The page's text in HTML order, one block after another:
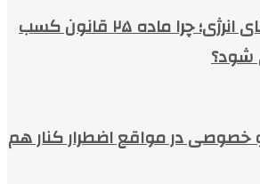
صنعت در تنگنای انرژی؛ چرا ماده ۲۵ قانون کسب
شود؟
در مواقع اضطرار کنار هم